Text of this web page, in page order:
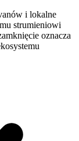
i lokalne
strumieniowi
oznacza